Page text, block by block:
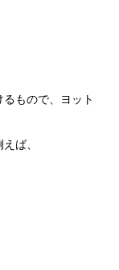
もので、ヨット
ば、